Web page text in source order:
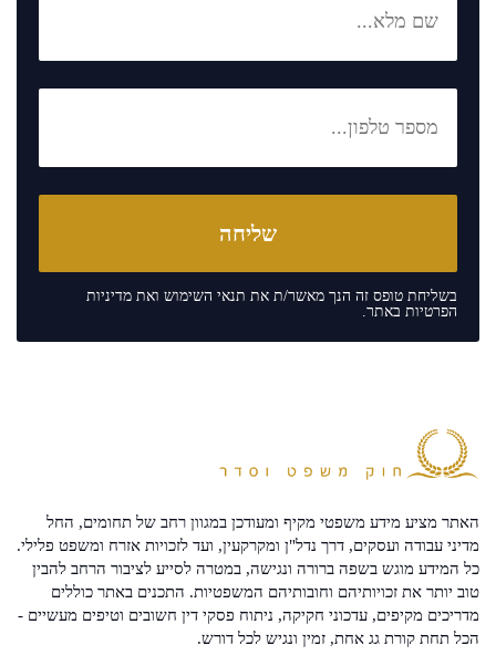
בשליחת טופס זה הנך מאשר/ת את תנאי השימוש ואת מדיניות
הפרטיות באתר.
האתר מציע מידע משפטי מקיף ומעודכן במגוון רחב של תחומים, החל
מדיני עבודה ועסקים, דרך נדל"ן ומקרקעין, ועד לזכויות אזרח ומשפט פלילי.
כל המידע מוגש בשפה ברורה ונגישה, במטרה לסייע לציבור הרחב להבין
טוב יותר את זכויותיהם וחובותיהם המשפטיות. התכנים באתר כוללים
מדריכים מקיפים, עדכוני חקיקה, ניתוח פסקי דין חשובים וטיפים מעשיים -
הכל תחת קורת גג אחת, זמין ונגיש לכל דורש.